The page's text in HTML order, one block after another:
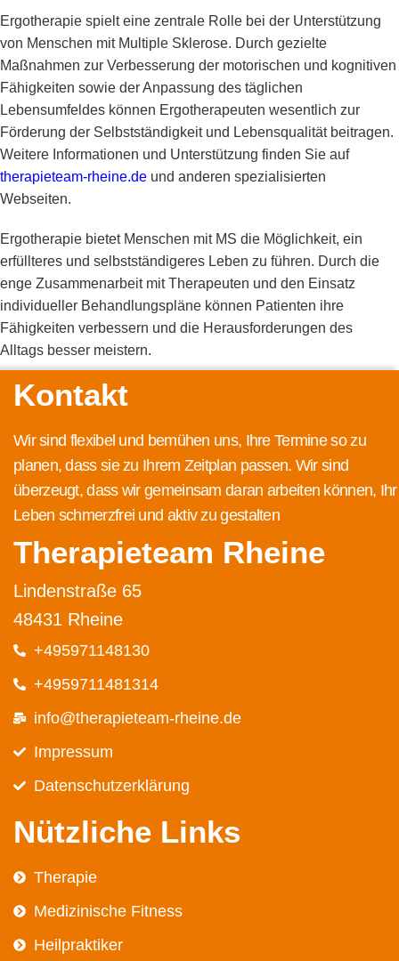
Ergotherapie spielt eine zentrale Rolle bei der Unterstützung
von Menschen mit Multiple Sklerose. Durch gezielte
Maßnahmen zur Verbesserung der motorischen und kognitiven
Fähigkeiten sowie der Anpassung des täglichen
Lebensumfeldes können Ergotherapeuten wesentlich zur
Förderung der Selbstständigkeit und Lebensqualität beitragen.
Weitere Informationen und Unterstützung finden Sie auf
therapieteam-rheine.de und anderen spezialisierten
Webseiten.
Ergotherapie bietet Menschen mit MS die Möglichkeit, ein
erfüllteres und selbstständigeres Leben zu führen. Durch die
enge Zusammenarbeit mit Therapeuten und den Einsatz
individueller Behandlungspläne können Patienten ihre
Fähigkeiten verbessern und die Herausforderungen des
Alltags besser meistern.
Kontakt
Wir sind flexibel und bemühen uns, Ihre Termine so zu
planen, dass sie zu Ihrem Zeitplan passen. Wir sind
überzeugt, dass wir gemeinsam daran arbeiten können, Ihr
Leben schmerzfrei und aktiv zu gestalten
Therapieteam Rheine
Lindenstraße 65
48431 Rheine
+495971148130
+4959711481314
info@therapieteam-rheine.de
Impressum
Datenschutz­erklärung
Nützliche Links
Therapie
Medizinische Fitness
Heilpraktiker